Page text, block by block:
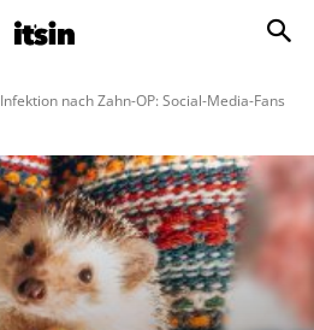
Infektion nach Zahn-OP: Social-Media-Fans